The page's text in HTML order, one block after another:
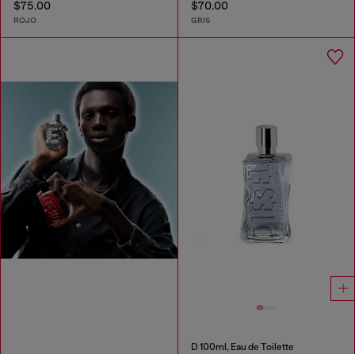
$75.00
ROJO
$70.00
GRIS
D 100ml, Eau de Toilette